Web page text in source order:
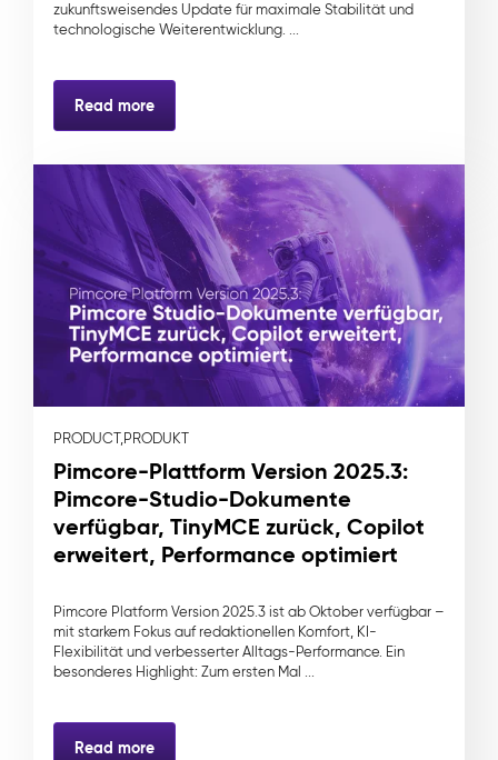
zukunftsweisendes Update für maximale Stabilität und
technologische Weiterentwicklung. ...
Read more
PRODUCT,PRODUKT
Pimcore-Plattform Version 2025.3:
Pimcore-Studio-Dokumente
verfügbar, TinyMCE zurück, Copilot
erweitert, Performance optimiert
Pimcore Platform Version 2025.3 ist ab Oktober verfügbar –
mit starkem Fokus auf redaktionellen Komfort, KI-
Flexibilität und verbesserter Alltags-Performance. Ein
besonderes Highlight: Zum ersten Mal ...
Read more